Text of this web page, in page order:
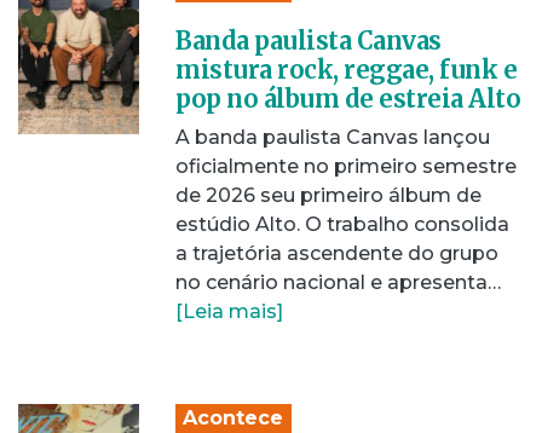
Banda paulista Canvas
mistura rock, reggae, funk e
pop no álbum de estreia Alto
A banda paulista Canvas lançou
oficialmente no primeiro semestre
de 2026 seu primeiro álbum de
estúdio Alto. O trabalho consolida
a trajetória ascendente do grupo
no cenário nacional e apresenta…
[Leia mais]
Acontece